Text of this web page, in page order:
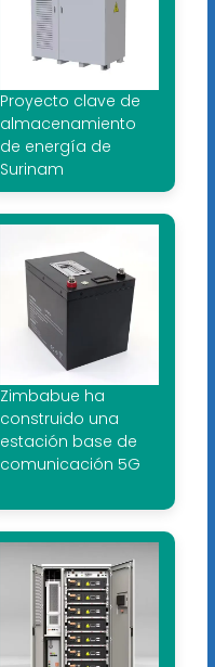
Proyecto clave de
almacenamiento
de energía de
Surinam
Zimbabue ha
construido una
estación base de
comunicación 5G